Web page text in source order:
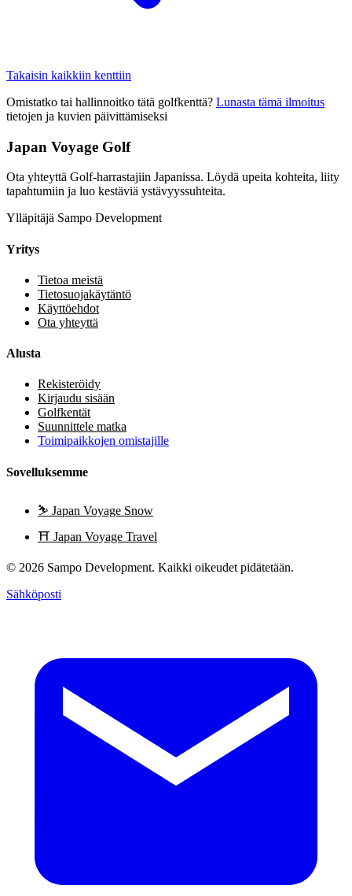
Takaisin kaikkiin kenttiin
Omistatko tai hallinnoitko tätä golfkenttä? Lunasta tämä ilmoitus
tietojen ja kuvien päivittämiseksi
Japan Voyage Golf
Ota yhteyttä Golf-harrastajiin Japanissa. Löydä upeita kohteita, liity
tapahtumiin ja luo kestäviä ystävyyssuhteita.
Ylläpitäjä Sampo Development
Yritys
Tietoa meistä
Tietosuojakäytäntö
Käyttöehdot
Ota yhteyttä
Alusta
Rekisteröidy
Kirjaudu sisään
Golfkentät
Suunnittele matka
Toimipaikkojen omistajille
Sovelluksemme
⛷️ Japan Voyage Snow
⛩️ Japan Voyage Travel
© 2026 Sampo Development. Kaikki oikeudet pidätetään.
Sähköposti